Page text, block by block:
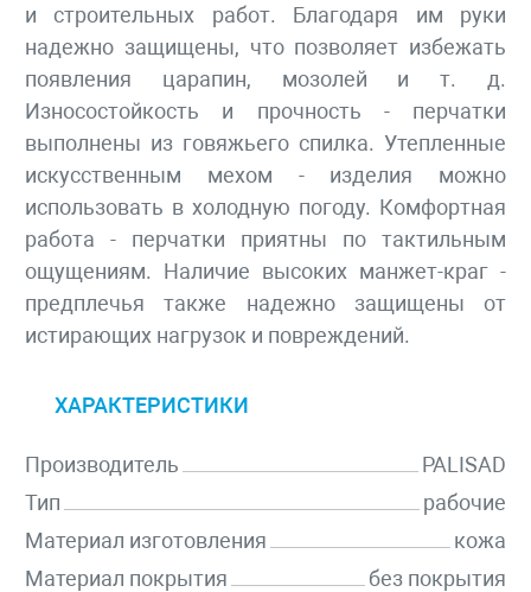
и строительных работ. Благодаря им руки
надежно защищены, что позволяет избежать
появления царапин, мозолей и т. д.
Износостойкость и прочность - перчатки
выполнены из говяжьего спилка. Утепленные
искусственным мехом - изделия можно
использовать в холодную погоду. Комфортная
работа - перчатки приятны по тактильным
ощущениям. Наличие высоких манжет-краг -
предплечья также надежно защищены от
истирающих нагрузок и повреждений.
ХАРАКТЕРИСТИКИ
Производитель
PALISAD
Тип
рабочие
Материал изготовления
кожа
Материал покрытия
без покрытия